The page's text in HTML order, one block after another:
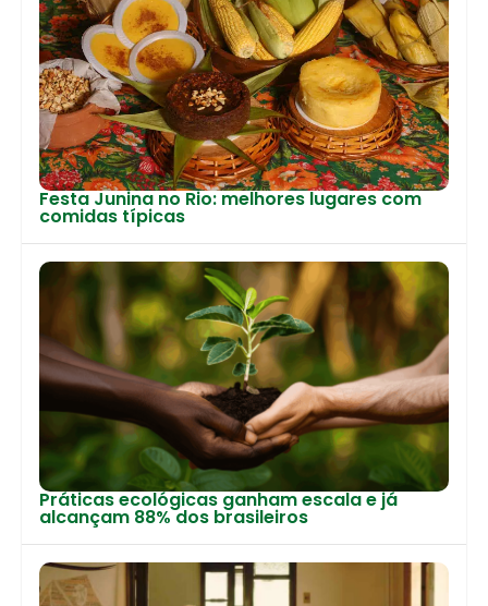
Festa Junina no Rio: melhores lugares com
comidas típicas
Práticas ecológicas ganham escala e já
alcançam 88% dos brasileiros